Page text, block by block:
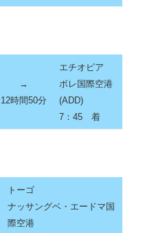
→
12時間50分
エチオピア
ボレ国際空港
(ADD)
7：45 着
トーゴ
ナッサングベ・エードマ国
際空港